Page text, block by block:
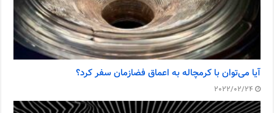
آیا می‌توان با کرمچاله به اعماق فضازمان سفر کرد؟
2022/02/24